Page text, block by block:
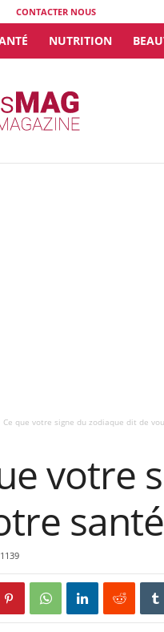
CONTACTER NOUS
NUTRITION
Ce que votre signe du zodiaque dit de
votre
santé
1139